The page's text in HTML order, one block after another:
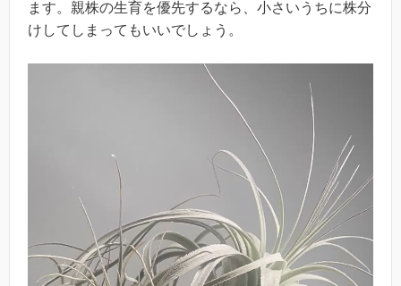
ます。親株の生育を優先するなら、小さいうちに株分
けしてしまってもいいでしょう。